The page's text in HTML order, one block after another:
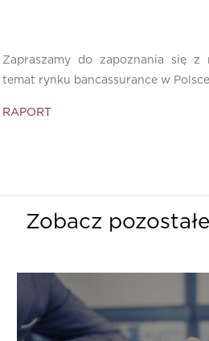
Zapraszamy do zapoznania się z
temat rynku bancassurance w
RAPORT
Zobacz